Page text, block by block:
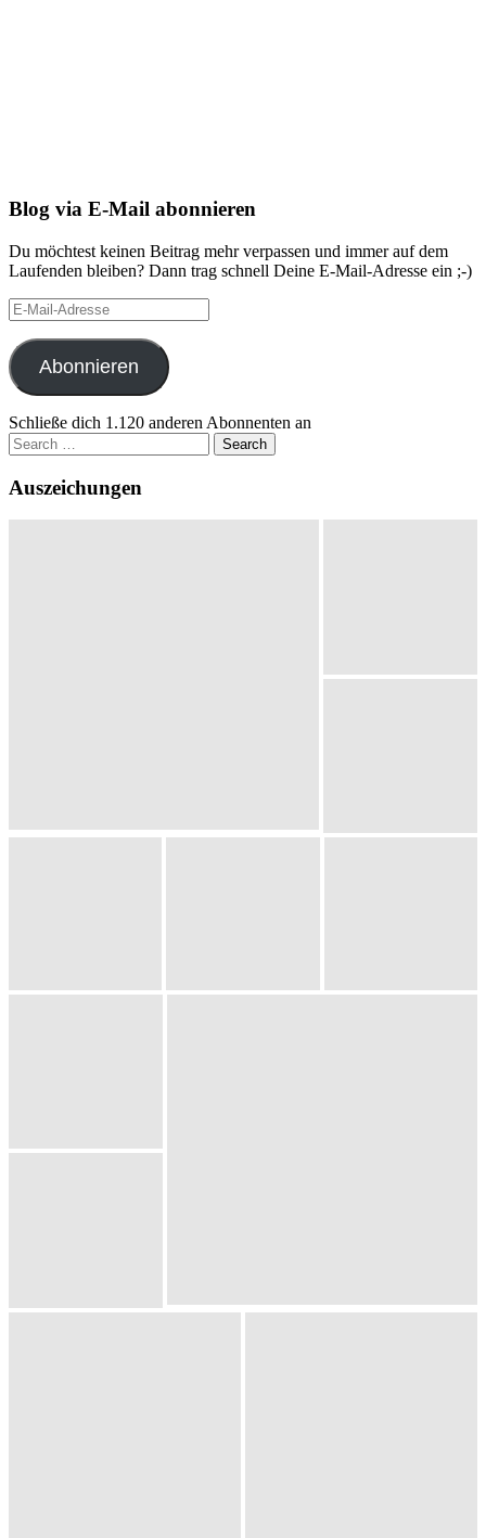
Blog via E-Mail abonnieren
Du möchtest keinen Beitrag mehr verpassen und immer auf dem
Laufenden bleiben? Dann trag schnell Deine E-Mail-Adresse ein ;-)
E-
Mail-
Adresse
Abonnieren
Schließe dich 1.120 anderen Abonnenten an
Search
for:
Auszeichungen